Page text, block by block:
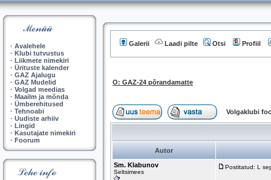
· Avalehele
· Klubi tutvustus
· Liikmete nimekiri
· Ürituste kalender
· GAZ Ajalugu
· GAZ Mudelid
· Volgad meedias
· Maailm ja mõnda
· Ümberehitused
· Tehnoabi
· Uudiste arhiiv
· Lingid
· Kasutajate nimekiri
· Foorum
Galerii Laadi pilte Otsi Profiil
O: GAZ-24 põrandamatte
Volgaklubi
Autor
Sm. Klabunov
Seltsimees
Postitatud: L